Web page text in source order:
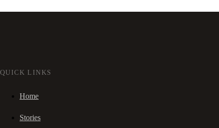
QUICK LINKS
Home
Stories